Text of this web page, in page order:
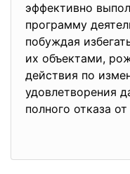
эффективно
программу
побуждая
их объектами,
действия по
удовлетворения
полного отказа от